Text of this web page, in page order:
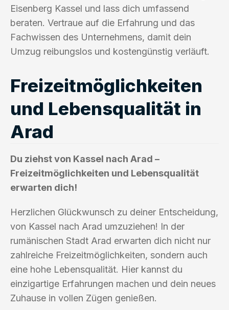
Eisenberg Kassel und lass dich umfassend
beraten. Vertraue auf die Erfahrung und das
Fachwissen des Unternehmens, damit dein
Umzug reibungslos und kostengünstig verläuft.
Freizeitmöglichkeiten
und Lebensqualität in
Arad
Du ziehst von Kassel nach Arad –
Freizeitmöglichkeiten und Lebensqualität
erwarten dich!
Herzlichen Glückwunsch zu deiner Entscheidung,
von Kassel nach Arad umzuziehen! In der
rumänischen Stadt Arad erwarten dich nicht nur
zahlreiche Freizeitmöglichkeiten, sondern auch
eine hohe Lebensqualität. Hier kannst du
einzigartige Erfahrungen machen und dein neues
Zuhause in vollen Zügen genießen.